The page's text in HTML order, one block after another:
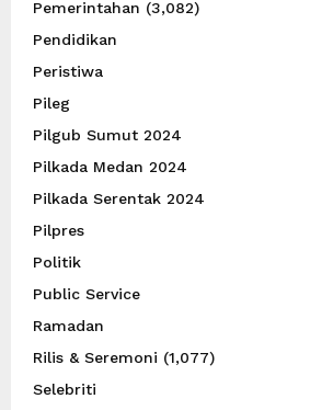
Pemerintahan (3,082)
Pendidikan
Peristiwa
Pileg
Pilgub Sumut 2024
Pilkada Medan 2024
Pilkada Serentak 2024
Pilpres
Politik
Public Service
Ramadan
Rilis & Seremoni (1,077)
Selebriti